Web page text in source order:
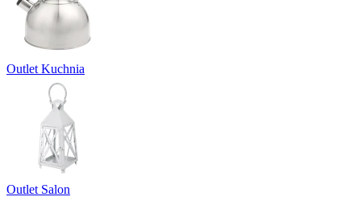
Outlet Kuchnia
Outlet Salon